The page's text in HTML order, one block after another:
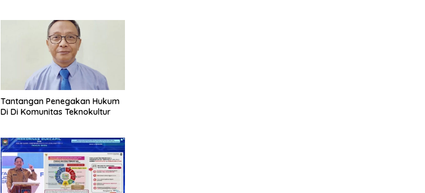
Tantangan Penegakan Hukum
Di Di Komunitas Teknokultur